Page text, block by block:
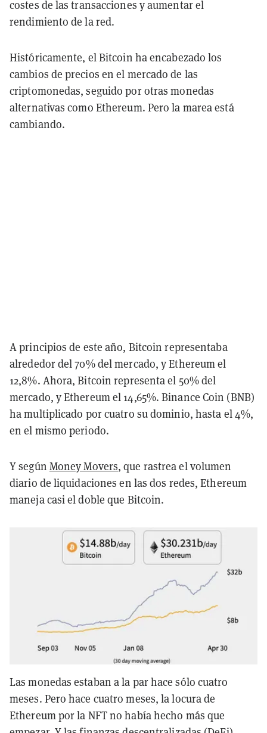
costes de las transacciones y aumentar el
rendimiento de la red.
Históricamente, el Bitcoin ha encabezado los
cambios de precios en el mercado de las
criptomonedas, seguido por otras monedas
alternativas como Ethereum. Pero la marea está
cambiando.
A principios de este año, Bitcoin representaba
alrededor del 70% del mercado, y Ethereum el
12,8%. Ahora, Bitcoin representa el 50% del
mercado, y Ethereum el 14,65%. Binance Coin (BNB)
ha multiplicado por cuatro su dominio, hasta el 4%,
en el mismo periodo.
Y según Money Movers, que rastrea el volumen
diario de liquidaciones en las dos redes, Ethereum
maneja casi el doble que Bitcoin.
Las monedas estaban a la par hace sólo cuatro
meses. Pero hace cuatro meses, la locura de
Ethereum por la NFT no había hecho más que